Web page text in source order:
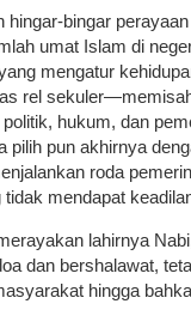
hingar-bingar perayaan
umat Islam di
mengatur
rel
hukum, dan
pilih pun akhirnya
roda
mendapat
lahirnya
dan bershalawat,
hingga